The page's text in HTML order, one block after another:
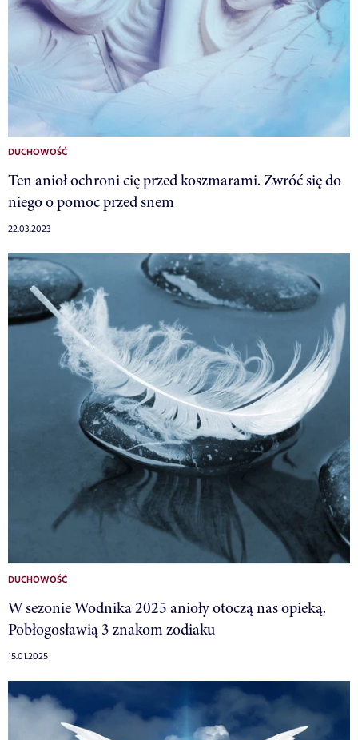
DUCHOWOŚĆ
Ten anioł ochroni cię przed koszmarami. Zwróć się do
niego o pomoc przed snem
22.03.2023
DUCHOWOŚĆ
W sezonie Wodnika 2025 anioły otoczą nas opieką.
Pobłogosławią 3 znakom zodiaku
15.01.2025